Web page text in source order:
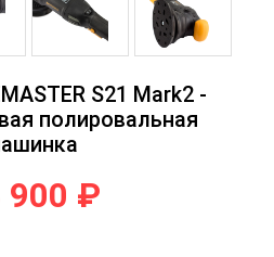
S21 Mark2 -
полировальная
900 ₽